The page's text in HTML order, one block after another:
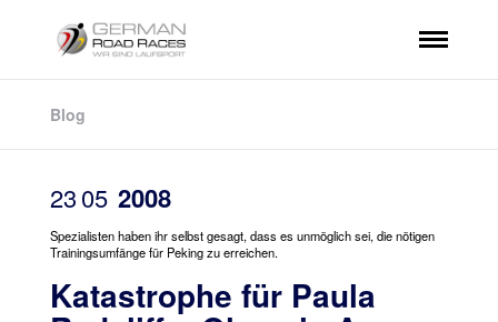
Blog
2305 2008
Spezialisten haben ihr selbst gesagt, dass es unmöglich sei, die nötigen
Trainingsumfänge für Peking zu erreichen.
Katastrophe für Paula